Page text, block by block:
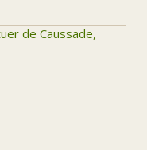
de Caussade,